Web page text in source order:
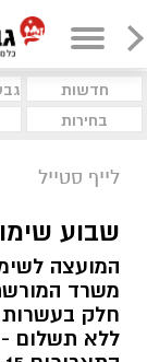
חדשות
בחירות
לייף סטייל
שבוע
המועצה
משרד
חלק בעשרות
ללא תשלום -